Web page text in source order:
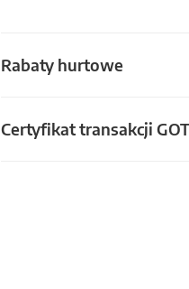
Rabaty hurtowe
Certyfikat transakcji